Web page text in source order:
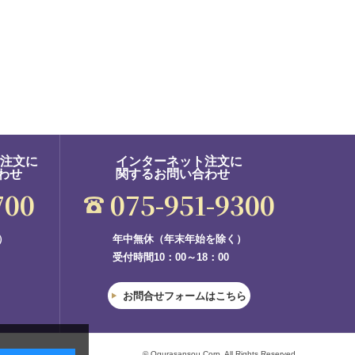
文に
せ
インターネット注文に
関するお問い合わせ
075-951-9300
年中無休（年末年始を除く）
受付時間10：00～18：00
お問合せフォームはこちら